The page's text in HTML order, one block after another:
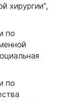
хирургии",
по
по